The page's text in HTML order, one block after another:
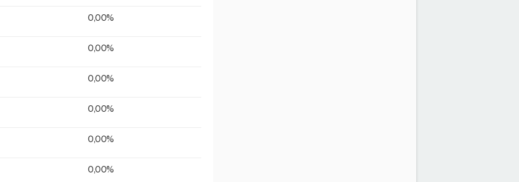
0,00%
0,00%
0,00%
0,00%
0,00%
0,00%